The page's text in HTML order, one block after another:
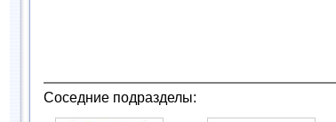
Соседние подразделы: